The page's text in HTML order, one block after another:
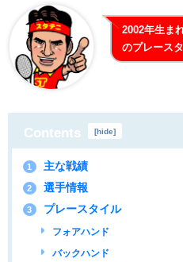
2002年生ま
のプレース
Contents [hide]
1 主な戦績
2 選手情報
3 プレースタイル
フォアハンド
バックハンド